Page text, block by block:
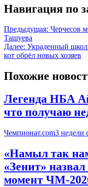
Навигация по
Предыдущая: Черчесов
Ташуева
Далее: Украденный
кот обрёл новых хозяев
Похожие
Легенда НБА
что получаю
Чемпионат.com3 недели
«Намыл так
«Зенит»
момент ЧМ-